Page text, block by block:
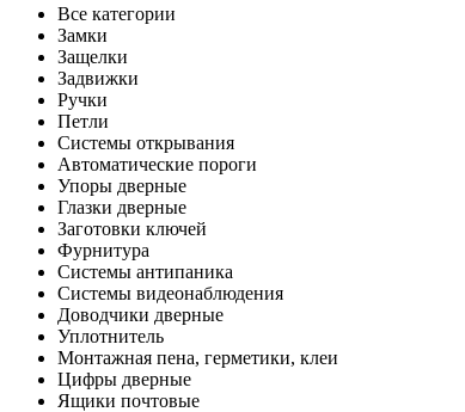
Все категории
Замки
Защелки
Задвижки
Ручки
Петли
Системы открывания
Автоматические пороги
Упоры дверные
Глазки дверные
Заготовки ключей
Фурнитура
Системы антипаника
Системы видеонаблюдения
Доводчики дверные
Уплотнитель
Монтажная пена, герметики, клеи
Цифры дверные
Ящики почтовые